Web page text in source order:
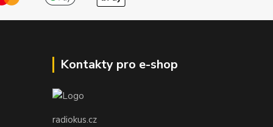
Kontakty pro e-shop
radiokus.cz